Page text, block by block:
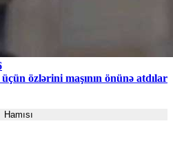
özlərini maşının önünə atdılar
Hamısı